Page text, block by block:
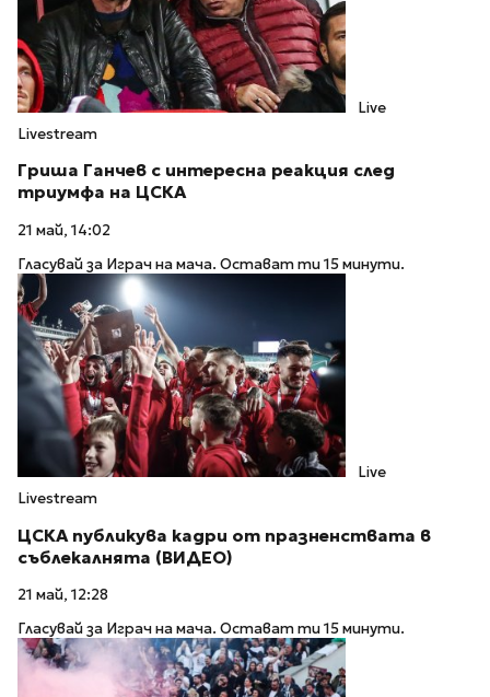
Live
Livestream
Гриша Ганчев с интересна реакция след
триумфа на ЦСКА
21 май, 14:02
Гласувай за Играч на мача. Остават ти 15 минути.
Live
Livestream
ЦСКА публикува кадри от празненствата в
съблекалнята (ВИДЕО)
21 май, 12:28
Гласувай за Играч на мача. Остават ти 15 минути.